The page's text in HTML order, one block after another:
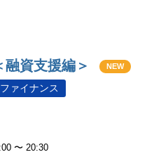
資支援編＞ NEW
ァイナンス
〜 20:30